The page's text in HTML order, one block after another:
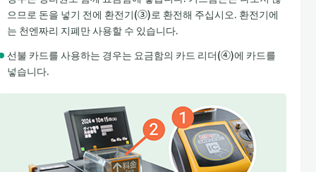
으므로 돈을 넣기 전에 환전기(③)로 환전해 주십시오. 환전기에
는 천엔짜리 지폐만 사용할 수 있습니다.
선불 카드를 사용하는 경우는 요금함의 카드 리더(④)에 카드를
넣습니다.